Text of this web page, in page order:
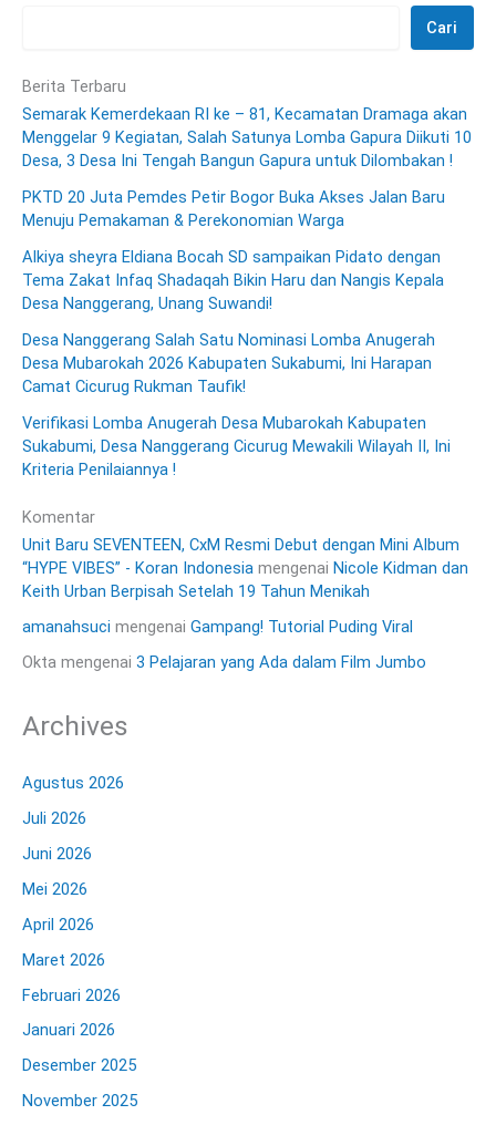
Cari
Berita Terbaru
Semarak Kemerdekaan RI ke – 81, Kecamatan Dramaga akan
Menggelar 9 Kegiatan, Salah Satunya Lomba Gapura Diikuti 10
Desa, 3 Desa Ini Tengah Bangun Gapura untuk Dilombakan !
PKTD 20 Juta Pemdes Petir Bogor Buka Akses Jalan Baru
Menuju Pemakaman & Perekonomian Warga
Alkiya sheyra Eldiana Bocah SD sampaikan Pidato dengan
Tema Zakat Infaq Shadaqah Bikin Haru dan Nangis Kepala
Desa Nanggerang, Unang Suwandi!
Desa Nanggerang Salah Satu Nominasi Lomba Anugerah
Desa Mubarokah 2026 Kabupaten Sukabumi, Ini Harapan
Camat Cicurug Rukman Taufik!
Verifikasi Lomba Anugerah Desa Mubarokah Kabupaten
Sukabumi, Desa Nanggerang Cicurug Mewakili Wilayah II, Ini
Kriteria Penilaiannya !
Komentar
Unit Baru SEVENTEEN, CxM Resmi Debut dengan Mini Album
“HYPE VIBES” - Koran Indonesia mengenai Nicole Kidman dan
Keith Urban Berpisah Setelah 19 Tahun Menikah
amanahsuci mengenai Gampang! Tutorial Puding Viral
Okta mengenai 3 Pelajaran yang Ada dalam Film Jumbo
Archives
Agustus 2026
Juli 2026
Juni 2026
Mei 2026
April 2026
Maret 2026
Februari 2026
Januari 2026
Desember 2025
November 2025